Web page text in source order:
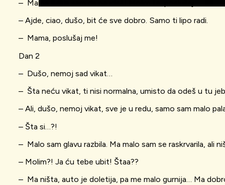
– Mama, rekla sam da ne ideš! Molim te, poslušaj.
– Ajde, ciao, dušo, bit će sve dobro. Samo ti lipo radi.
– Mama, poslušaj me!
Dan 2
– Dušo, nemoj sad vikat…
– Šta neću vikat, ti nisi normalna, umisto da odeš u tu
– Ali, dušo, nemoj vikat, sve je u redu, samo sam malo
– Šta si…?!
– Malo sam glavu razbila. Ma malo sam se raskrvarila, ali
– Molim?! Ja ću tebe ubit! Štaa??
– Ma ništa, auto je doletija, pa me malo gurnija… Ma